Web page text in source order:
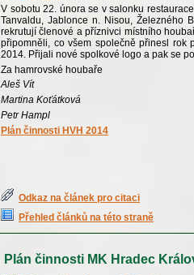
V sobotu 22. února se v salonku
Tanvaldu, Jablonce n. Nisou, Železného
rekrutují členové a příznivci místního
připomněli, co všem společně přinesl rok
2014. Přijali nové spolkové logo a pak se
Za hamrovské houbaře
Aleš Vít
Martina Koťátková
Petr Hampl
Plán činnosti HVH 2014
Odkaz na článek pro citaci
Přehled článků na této straně
Plán činnosti MK Hradec